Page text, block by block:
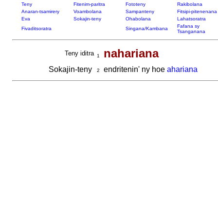
Teny Fitenim-paritra Fototeny
Rakibolana
Anaran-tsamirery
Voambolana Sampanteny
Fitsipi-pitenenana
Eva
Sokajin-teny Ohabolana
Lahatsoratra
Fivaditsoratra
Singana/Kambana
Fafana sy
Tsanganana
Teny iditra 1 nahariana
Sokajin-teny 2 endritenin' ny hoe ahariana